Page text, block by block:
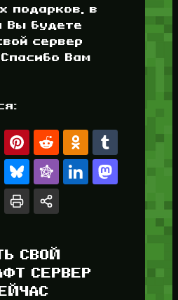
подарков, в
Вы будете
сервер
Вам
СВОЙ
СЕРВЕР